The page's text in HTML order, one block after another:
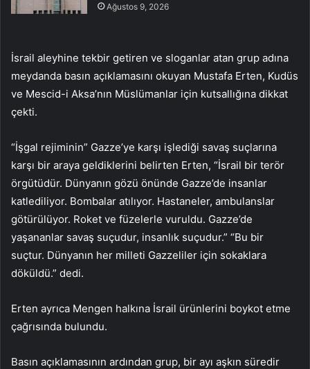
Ağustos 9, 2026
İsrail aleyhine tekbir getiren ve sloganlar atan grup adına
meydanda basın açıklamasını okuyan Mustafa Erten, Kudüs
ve Mescid-i Aksa’nın Müslümanlar için kutsallığına dikkat
çekti.
“İşgal rejiminin” Gazze’ye karşı işlediği savaş suçlarına
karşı bir araya geldiklerini belirten Erten, “İsrail bir terör
örgütüdür. Dünyanın gözü önünde Gazze’de insanlar
katlediliyor. Bombalar atılıyor. Hastaneler, ambulanslar
götürülüyor. Roket ve füzelerle vuruldu. Gazze’de
yaşananlar savaş suçudur, insanlık suçudur.” “Bu bir
suçtur. Dünyanın her milleti Gazzeliler için sokaklara
döküldü.” dedi.
Erten ayrıca Mengen halkına İsrail ürünlerini boykot etme
çağrısında bulundu.
Basın açıklamasının ardından grup, bir ayı aşkın süredir